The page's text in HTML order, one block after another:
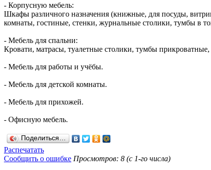
- Корпусную мебель:
Шкафы различного назначения (книжные, для посуды,
комнаты, гостиные, стенки, журнальные столики, тумбы в
- Мебель для спальни:
Кровати, матрасы, туалетные столики, тумбы
- Мебель для работы и учёбы.
- Мебель для детской комнаты.
- Мебель для прихожей.
- Офисную мебель.
Поделиться…
Распечатать
Сообщить о ошибке Просмотров: 8 (с 1-го числа)